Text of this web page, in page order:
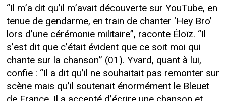
“Il m’a dit qu’il m’avait découverte sur YouTube, en
tenue de gendarme, en train de chanter ‘Hey Bro’
lors d’une cérémonie militaire”, raconte Éloïz. “Il
s’est dit que c’était évident que ce soit moi qui
chante sur la chanson” (01). Yvard, quant à lui,
confie : “Il a dit qu’il ne souhaitait pas remonter sur
scène mais qu’il soutenait énormément le Bleuet